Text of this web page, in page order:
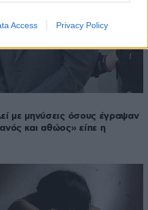
Access Privacy Policy
με μηνύσεις όσους έγραψαν
και αθώος» είπε η